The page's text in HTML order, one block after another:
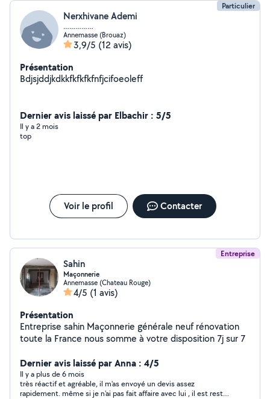
Particulier
Nerxhivane Ademi
……………
Annemasse (Brouaz)
3,9/5 (12 avis)
Présentation
Bdjsjddjkdkkfkfkfkfnfjcifoeoleff
Dernier avis laissé par Elbachir : 5/5
Il y a 2 mois
top
Voir le profil Contacter
Entreprise
Sahin
Maçonnerie
Annemasse (Chateau Rouge)
4/5 (1 avis)
Présentation
Entreprise sahin Maçonnerie générale neuf rénovation
toute la France nous somme à votre disposition 7j sur 7
Dernier avis laissé par Anna : 4/5
Il y a plus de 6 mois
très réactif et agréable, il m'as envoyé un devis assez
rapidement. même si je n'ai pas fait affaire avec lui , il est resté